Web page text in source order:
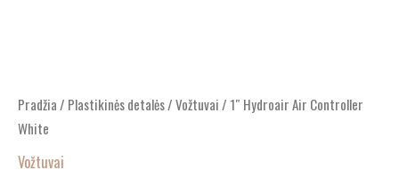
Pradžia/ Plastikinės detalės/Vožtuvai/ 1″ Hydroair Air Controller
White
Vožtuvai